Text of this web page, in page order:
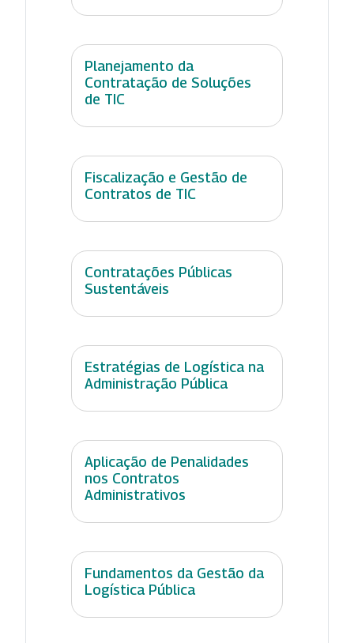
Planejamento da
Contratação de Soluções
de TIC
Fiscalização e Gestão de
Contratos de TIC
Contratações Públicas
Sustentáveis
Estratégias de Logística na
Administração Pública
Aplicação de Penalidades
nos Contratos
Administrativos
Fundamentos da Gestão da
Logística Pública